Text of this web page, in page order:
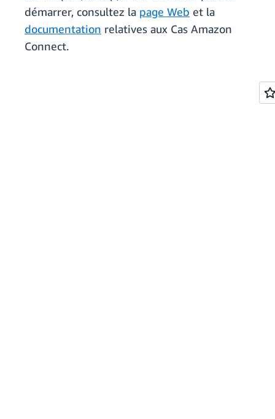
démarrer, consultez la page Web et la
documentation relatives aux Cas Amazon
Connect.